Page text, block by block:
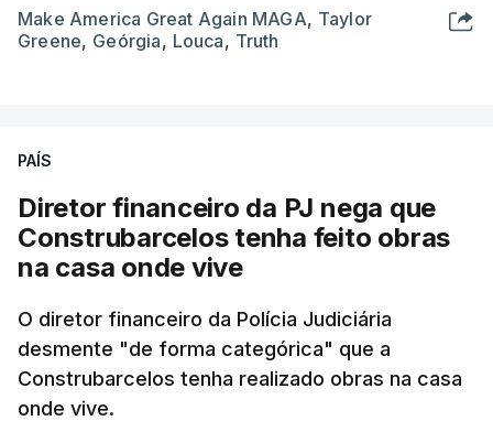
Make America Great Again MAGA, Taylor
Greene, Geórgia, Louca, Truth
PAÍS
Diretor financeiro da PJ nega que
Construbarcelos tenha feito obras
na casa onde vive
O diretor financeiro da Polícia Judiciária
desmente "de forma categórica" que a
Construbarcelos tenha realizado obras na casa
onde vive.